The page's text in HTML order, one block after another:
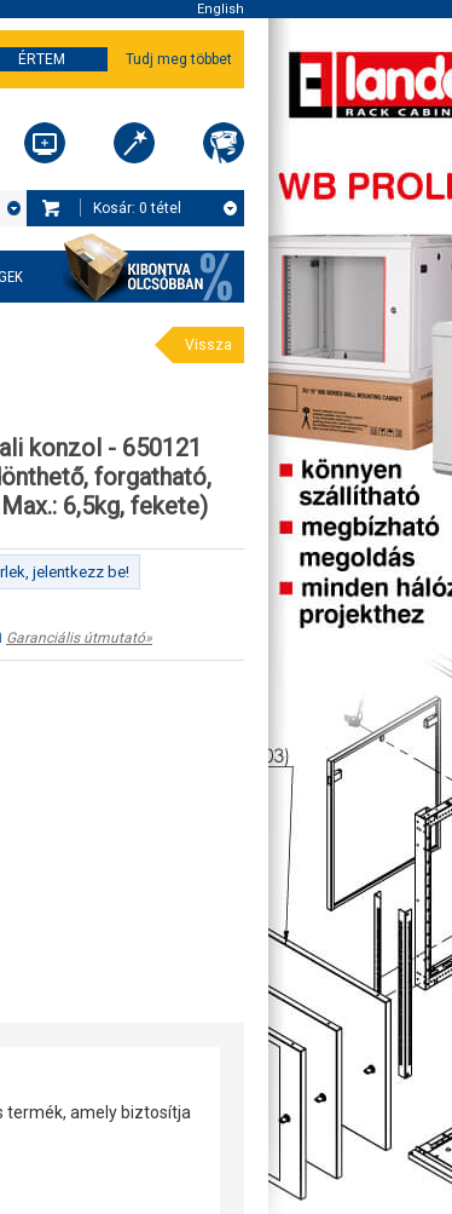
English
ÉRTEM Tudj meg többet
Kosár: 0 tétel
Vissza
konzol - 650121
forgatható,
6,5kg, fekete)
jelentkezz be!
Garanciális útmutató»
termék, amely biztosítja